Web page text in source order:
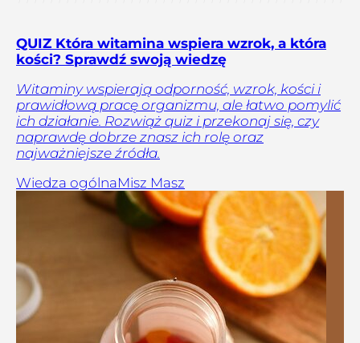
QUIZ Która witamina wspiera wzrok, a która
kości? Sprawdź swoją wiedzę
Witaminy wspierają odporność, wzrok, kości i
prawidłową pracę organizmu, ale łatwo pomylić
ich działanie. Rozwiąż quiz i przekonaj się, czy
naprawdę dobrze znasz ich rolę oraz
najważniejsze źródła.
Wiedza ogólnaMisz Masz